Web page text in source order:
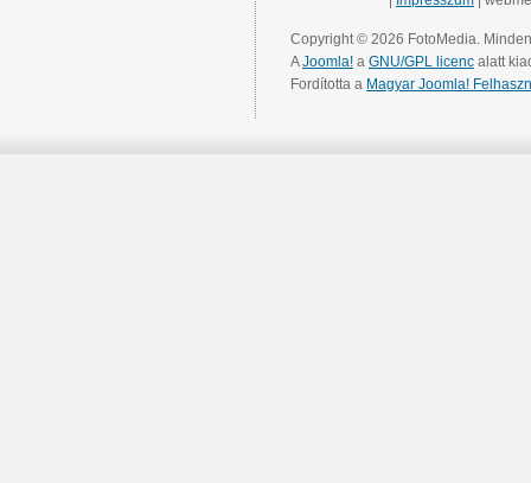
Copyright © 2026 FotoMedia.
AJoomla! a GNU/GPL licenc alatt
Fordította a Magyar Joomla!